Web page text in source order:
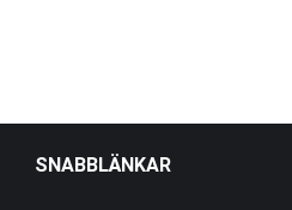
SNABBLÄNKAR